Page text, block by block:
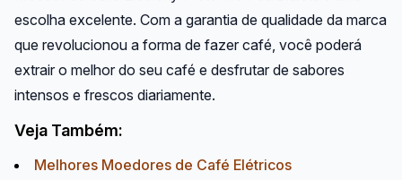
escolha excelente. Com a garantia de qualidade da marca
que revolucionou a forma de fazer café, você poderá
extrair o melhor do seu café e desfrutar de sabores
intensos e frescos diariamente.
Veja Também:
Melhores Moedores de Café Elétricos